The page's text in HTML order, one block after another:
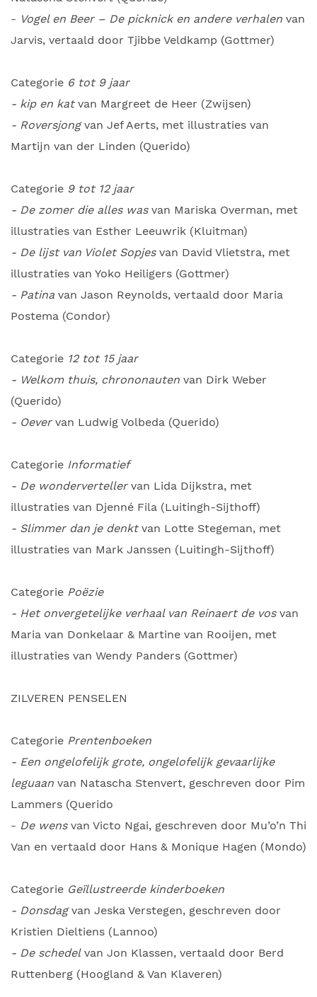
- Vogel en Beer – De picknick en andere verhalen van
Jarvis, vertaald door Tjibbe Veldkamp (Gottmer)
Categorie 6 tot 9 jaar
- kip en katvan Margreet de Heer (Zwijsen)
- Roversjongvan Jef Aerts, met illustraties van
Martijn van der Linden (Querido)
Categorie 9 tot 12 jaar
- De zomer die alles wasvan Mariska Overman, met
illustraties van Esther Leeuwrik (Kluitman)
- De lijst van Violet Sopjesvan David Vlietstra, met
illustraties van Yoko Heiligers (Gottmer)
- Patina van Jason Reynolds, vertaald door Maria
Postema (Condor)
Categorie 12 tot 15 jaar
- Welkom thuis, chrononauten van Dirk Weber
(Querido)
- Oevervan Ludwig Volbeda (Querido)
Categorie Informatief
- De wondervertellervan Lida Dijkstra, met
illustraties van Djenné Fila (Luitingh-Sijthoff)
- Slimmer dan je denktvan Lotte Stegeman, met
illustraties van Mark Janssen (Luitingh-Sijthoff)
Categorie Poëzie
- Het onvergetelijke verhaal van Reinaert de vosvan
Maria van Donkelaar & Martine van Rooijen, met
illustraties van Wendy Panders (Gottmer)
ZILVEREN PENSELEN
Categorie Prentenboeken
- Een ongelofelijk grote, ongelofelijk gevaarlijke
leguaan van Natascha Stenvert, geschreven door Pim
Lammers (Querido
- De wensvan Victo Ngai, geschreven door Mu’o’n Thi
Van en vertaald door Hans & Monique Hagen (Mondo)
Categorie Geïllustreerde kinderboeken
- Donsdagvan Jeska Verstegen, geschreven door
Kristien Dieltiens (Lannoo)
- De schedelvan Jon Klassen, vertaald door Berd
Ruttenberg (Hoogland & Van Klaveren)